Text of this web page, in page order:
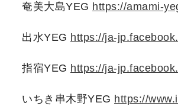
奄美大島YEG https://amami-
出水YEG https://ja-
指宿YEG https://ja-
いちき串木野YEG https://